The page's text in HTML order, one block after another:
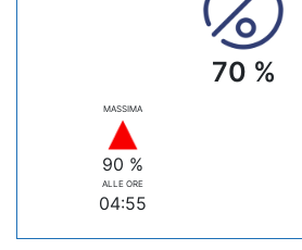
70 %
MASSIMA
90 %
ALLE ORE
04:55